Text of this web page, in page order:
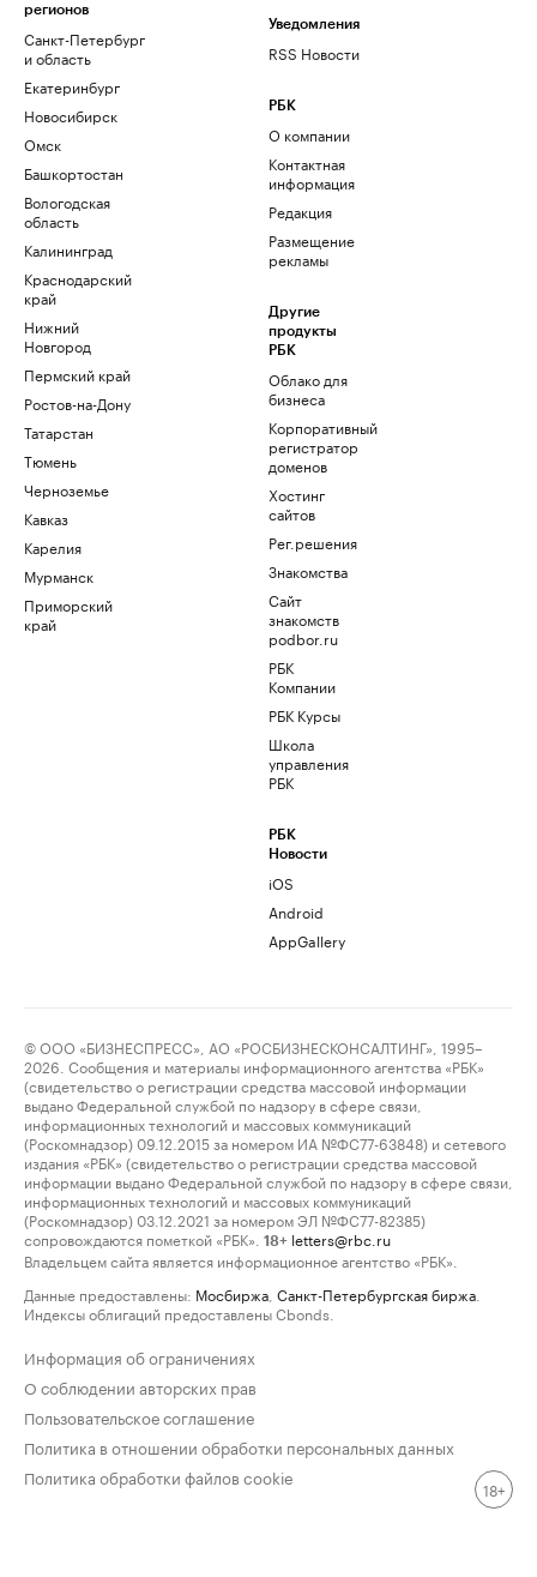
регионов
Санкт-Петербург
и область
Екатеринбург
Новосибирск
Омск
Башкортостан
Вологодская
область
Калининград
Краснодарский
край
Нижний
Новгород
Пермский край
Ростов-на-Дону
Татарстан
Тюмень
Черноземье
Кавказ
Карелия
Мурманск
Приморский
край
Уведомления
RSS Новости
РБК
О компании
Контактная
информация
Редакция
Размещение
рекламы
Другие
продукты
РБК
Облако для
бизнеса
Корпоративный
регистратор
доменов
Хостинг
сайтов
Рег.решения
Знакомства
Сайт
знакомств
podbor.ru
РБК
Компании
РБК Курсы
Школа
управления
РБК
РБК
Новости
iOS
Android
AppGallery
© ООО «БИЗНЕСПРЕСС», АО «РОСБИЗНЕСКОНСАЛТИНГ», 1995–
2026. Сообщения и материалы информационного агентства «РБК»
(свидетельство о регистрации средства массовой информации
выдано Федеральной службой по надзору в сфере связи,
информационных технологий и массовых коммуникаций
(Роскомнадзор) 09.12.2015 за номером ИА №ФС77-63848) и сетевого
издания «РБК» (свидетельство о регистрации средства массовой
информации выдано Федеральной службой по надзору в сфере связи,
информационных технологий и массовых коммуникаций
(Роскомнадзор) 03.12.2021 за номером ЭЛ №ФС77-82385)
сопровождаются пометкой «РБК».
18+ letters@rbc.ru
Владельцем сайта является информационное агентство «РБК».
Данные предоставлены: Мосбиржа Санкт-Петербургская биржа
Индексы облигаций предоставлены Cbonds.
Информация об ограничениях
О соблюдении авторских прав
Пользовательское соглашение
Политика в отношении обработки персональных данных
Политика обработки файлов cookie
18+